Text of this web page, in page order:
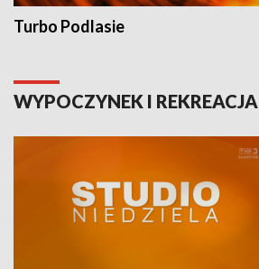
Turbo Podlasie
WYPOCZYNEK I REKREACJA